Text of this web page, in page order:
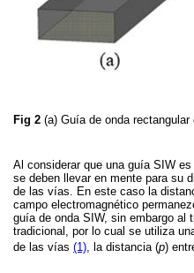
Fig 2 (a) Guía de onda
Al considerar que una guía SIW
se deben llevar en mente para su
de las vías. En este caso la
campo electromagnético
guía de onda SIW, sin embargo al
tradicional, por lo cual se utiliza
de las vías (1), la distancia (p)